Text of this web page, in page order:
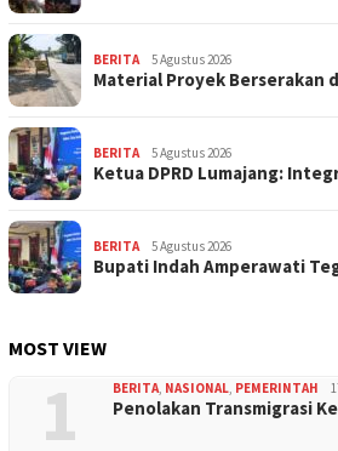
BERITA 5 Agustus 2026
Material Proyek Berserakan
BERITA 5 Agustus 2026
Ketua DPRD Lumajang:
BERITA 5 Agustus 2026
Bupati Indah Amperawati
MOST VIEW
1 BERITA, NASIONAL, PEMERINTAH
Penolakan Transmigrasi